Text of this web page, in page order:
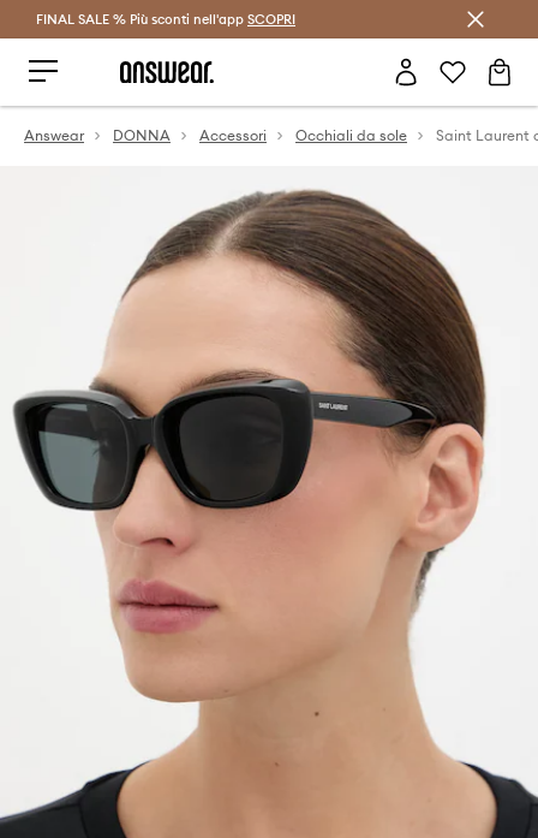
Risparmia con Answear Club >
FINAL SALE % Più sconti nell'app SCOPRI
Answear DONNA Accessori Occhiali da sole